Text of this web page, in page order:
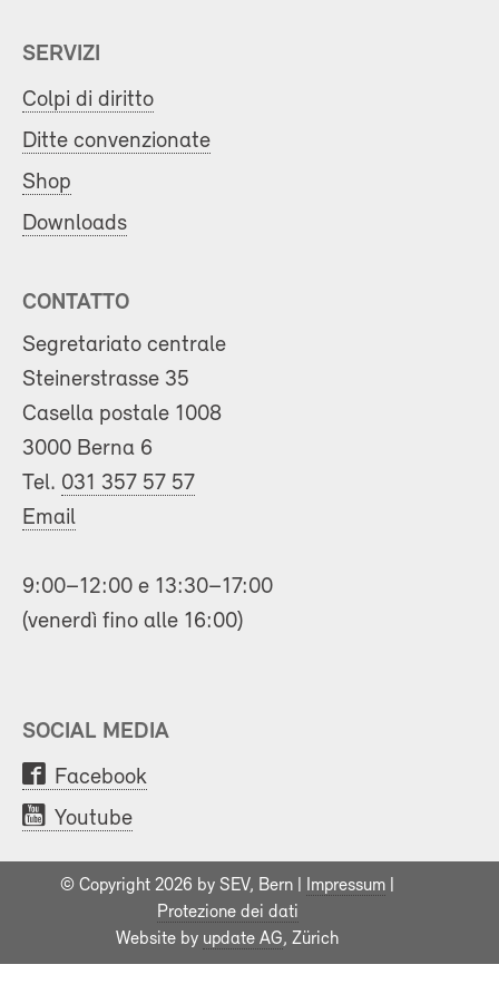
SERVIZI
Colpi di diritto
Ditte convenzionate
Shop
Downloads
CONTATTO
Segretariato centrale
Steinerstrasse 35
Casella postale 1008
3000 Berna 6
Tel. 031 357 57 57
Email
9:00–12:00 e 13:30–17:00
(venerdì fino alle 16:00)
SOCIAL MEDIA
Facebook
Youtube
© Copyright 2026 by SEV, Bern | Impressum
Protezione dei dati
Website by update AG, Zürich